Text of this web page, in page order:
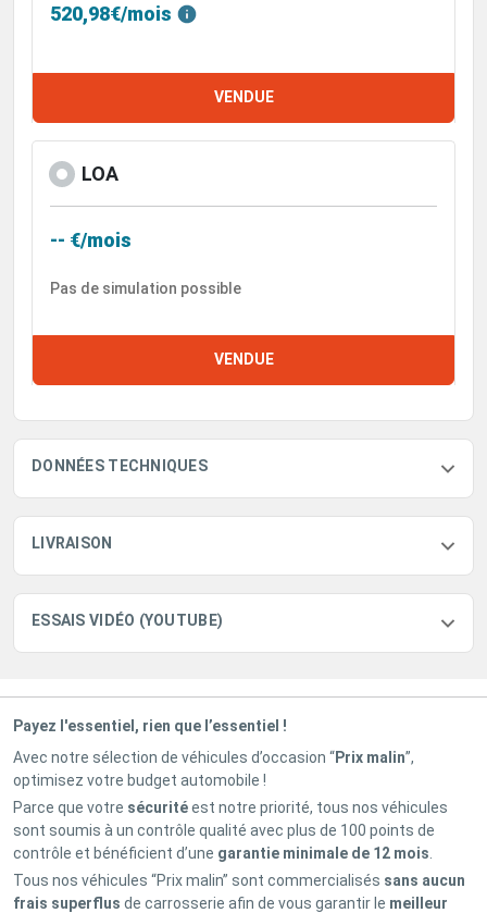
520,98€/mois
VENDUE
LOA
-- €/mois
Pas de simulation possible
VENDUE
DONNÉES TECHNIQUES
LIVRAISON
ESSAIS VIDÉO (YOUTUBE)
Payez l'essentiel, rien que l’essentiel !
Avec notre sélection de véhicules d’occasion “Prix malin”,
optimisez votre budget automobile !
Parce que votre sécuritéest notre priorité, tous nos véhicules
sont soumis à un contrôle qualité avec plus de 100 points de
contrôle et bénéficient d’une garantie minimale de 12 mois
Tous nos véhicules “Prix malin” sont commercialisés sans aucun
frais superflus de carrosserie afin de vous garantir le meilleur